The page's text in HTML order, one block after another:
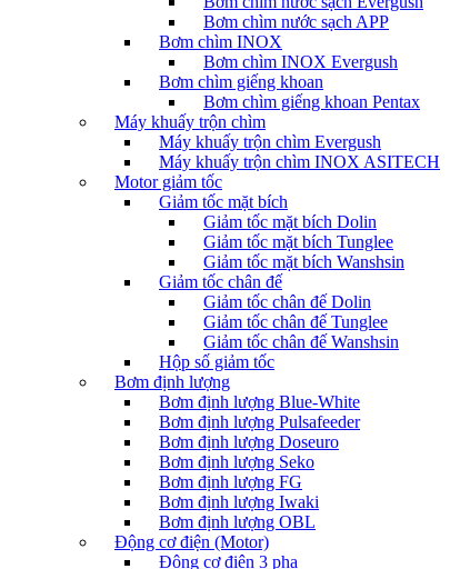
Bơm chìm nước sạch APP
Bơm chìm INOX
Bơm chìm INOX Evergush
Bơm chìm giếng khoan
Bơm chìm giếng khoan Pentax
Máy khuấy trộn chìm
Máy khuấy trộn chìm Evergush
Máy khuấy trộn chìm INOX ASITECH
Motor giảm tốc
Giảm tốc mặt bích
Giảm tốc mặt bích Dolin
Giảm tốc mặt bích Tunglee
Giảm tốc mặt bích Wanshsin
Giảm tốc chân đế
Giảm tốc chân đế Dolin
Giảm tốc chân đế Tunglee
Giảm tốc chân đế Wanshsin
Hộp số giảm tốc
Bơm định lượng
Bơm định lượng Blue-White
Bơm định lượng Pulsafeeder
Bơm định lượng Doseuro
Bơm định lượng Seko
Bơm định lượng FG
Bơm định lượng Iwaki
Bơm định lượng OBL
Động cơ điện (Motor)
Động cơ điện 3 pha